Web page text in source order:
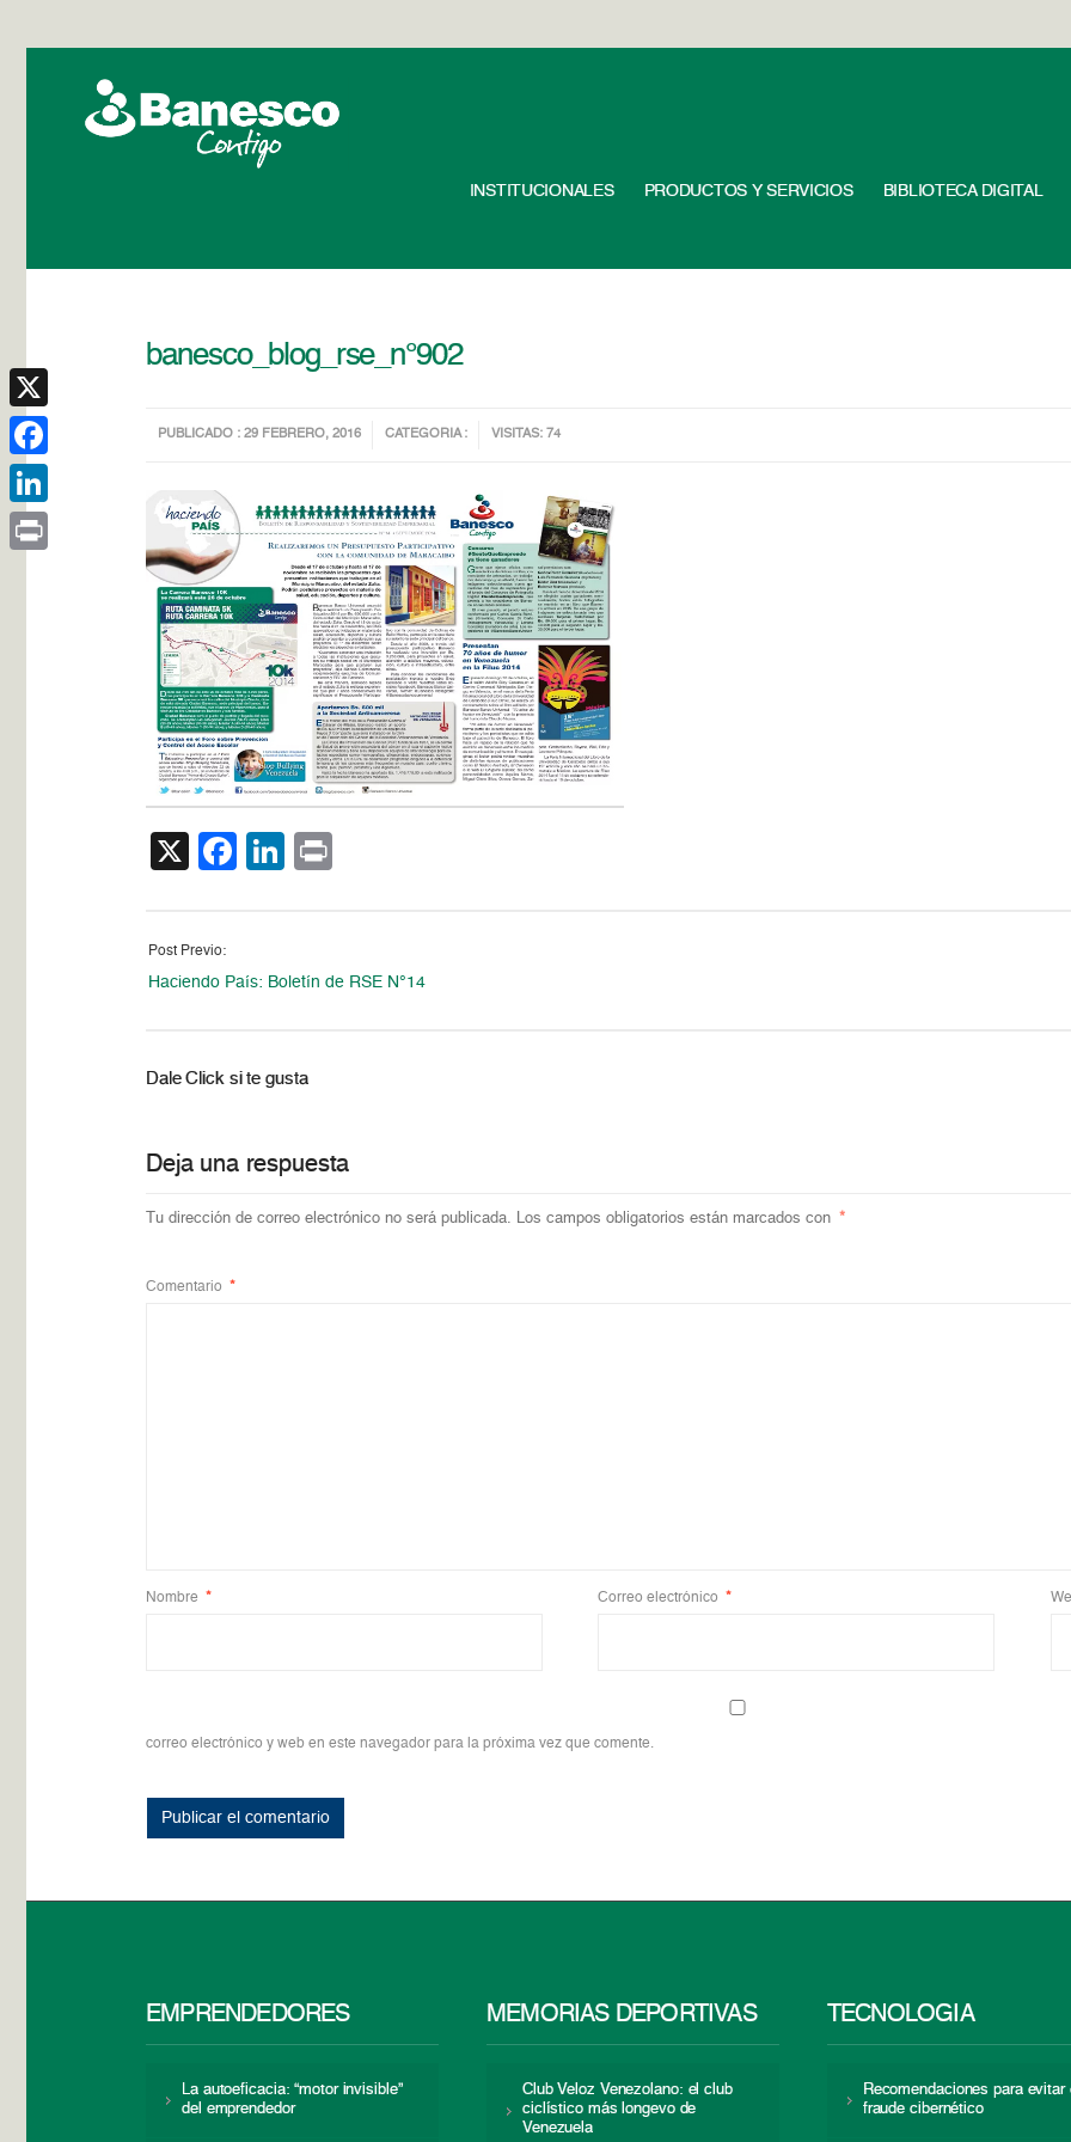
INSTITUCIONALES PRODUCTOS Y SERVICIOS BIBLIOTECA DIGITAL
banesco_blog_rse_n°902
PUBLICADO : 29 FEBRERO, 2016 CATEGORIA : VISITAS: 74
X Facebook
LinkedIn
Post Previo:
Haciendo País: Boletín de RSE N°14
Dale Click si te gusta
Deja una respuesta
Tu dirección de correo electrónico no será publicada. Los campos obligatorios están marcados con *
Comentario *
Nombre * Correo electrónico *
correo electrónico y web en este navegador para la próxima vez que comente.
EMPRENDEDORES
La autoeficacia: “motor invisible”
del emprendedor
MEMORIAS DEPORTIVAS
Club Veloz Venezolano: el club
ciclístico más longevo de
Venezuela
TECNOLOGÍA
Recomendaciones para evitar
fraude cibernético
X
Facebook
LinkedIn